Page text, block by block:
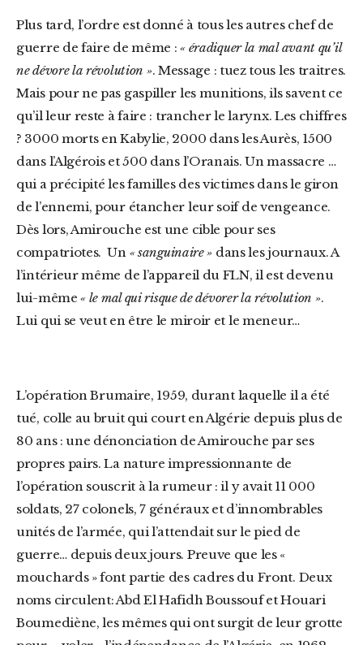
Plus tard, l’ordre est donné à tous les autres chef de
guerre de faire de même :« éradiquer la mal avant qu’il
ne dévore la révolution ». Message : tuez tous les traitres.
Mais pour ne pas gaspiller les munitions, ils savent ce
qu’il leur reste à faire : trancher le larynx. Les chiffres
? 3000 morts en Kabylie, 2000 dans les Aurès, 1500
dans l’Algérois et 500 dans l’Oranais. Un massacre …
qui a précipité les familles des victimes dans le giron
de l’ennemi, pour étancher leur soif de vengeance.
Dès lors, Amirouche est une cible pour ses
compatriotes. Un « sanguinaire » dans les journaux. A
l’intérieur même de l’appareil du FLN, il est devenu
lui-même« le mal qui risque de dévorer la révolution ».
Lui qui se veut en être le miroir et le meneur…
L’opération Brumaire, 1959, durant laquelle il a été
tué, colle au bruit qui court en Algérie depuis plus de
80 ans : une dénonciation de Amirouche par ses
propres pairs. La nature impressionnante de
l’opération souscrit à la rumeur : il y avait 11 000
soldats, 27 colonels, 7 généraux et d’innombrables
unités de l’armée, qui l’attendait sur le pied de
guerre… depuis deux jours. Preuve que les «
mouchards » font partie des cadres du Front. Deux
noms circulent: Abd El Hafidh Boussouf et Houari
Boumediène, les mêmes qui ont surgit de leur grotte